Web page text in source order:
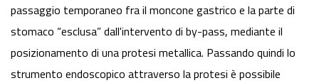
passaggio temporaneo fra il moncone gastrico e la parte di
stomaco “esclusa” dall'intervento di by-pass, mediante il
posizionamento di una protesi metallica. Passando quindi lo
strumento endoscopico attraverso la protesi è possibile